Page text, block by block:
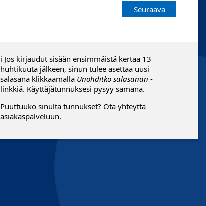
Seuraava
ℹ️ Jos kirjaudut sisään ensimmäistä kertaa 13
huhtikuuta jälkeen, sinun tulee asettaa uusi
salasana klikkaamalla Unohditko salasanan -
linkkiä. Käyttäjätunnuksesi pysyy samana.
Puuttuuko sinulta tunnukset? Ota yhteyttä
asiakaspalveluun.